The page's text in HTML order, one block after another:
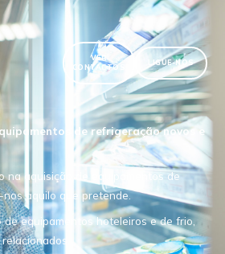
VER
CONTACTOS
LIGUE-NOS
de refrigeração novos e
na aquisição de equipamentos de
nos aquilo que pretende.
equipamentos hoteleiros e de frio,